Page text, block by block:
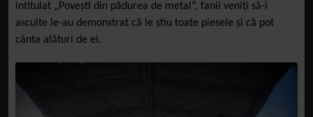
intitulat „Povești din pădurea de metal”, fanii veniți să-i
asculte le-au demonstrat că le știu toate piesele și că pot
cânta alături de ei.